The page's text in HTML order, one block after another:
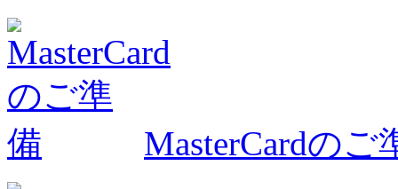
MasterCardのご